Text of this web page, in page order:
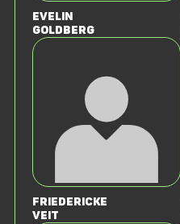
Evelin
Goldberg
Friedericke
Veit